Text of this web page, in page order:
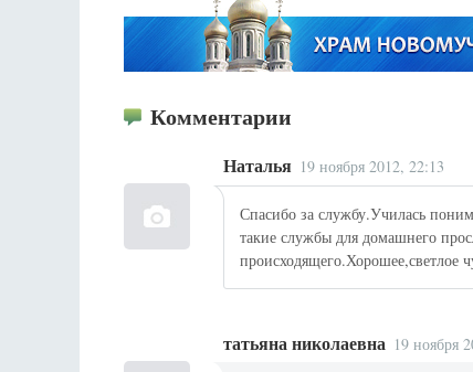
Комментарии
Наталья 19 ноября 2012, 22:13
Спасибо за службу.Училась
такие службы для домашнего
происходящего.Хорошее,светлое
татьяна николаевна 19 ноября